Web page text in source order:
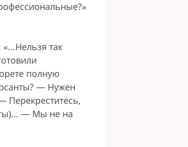
так
полную
— Нужен
Перекреститесь,
— Мы не на